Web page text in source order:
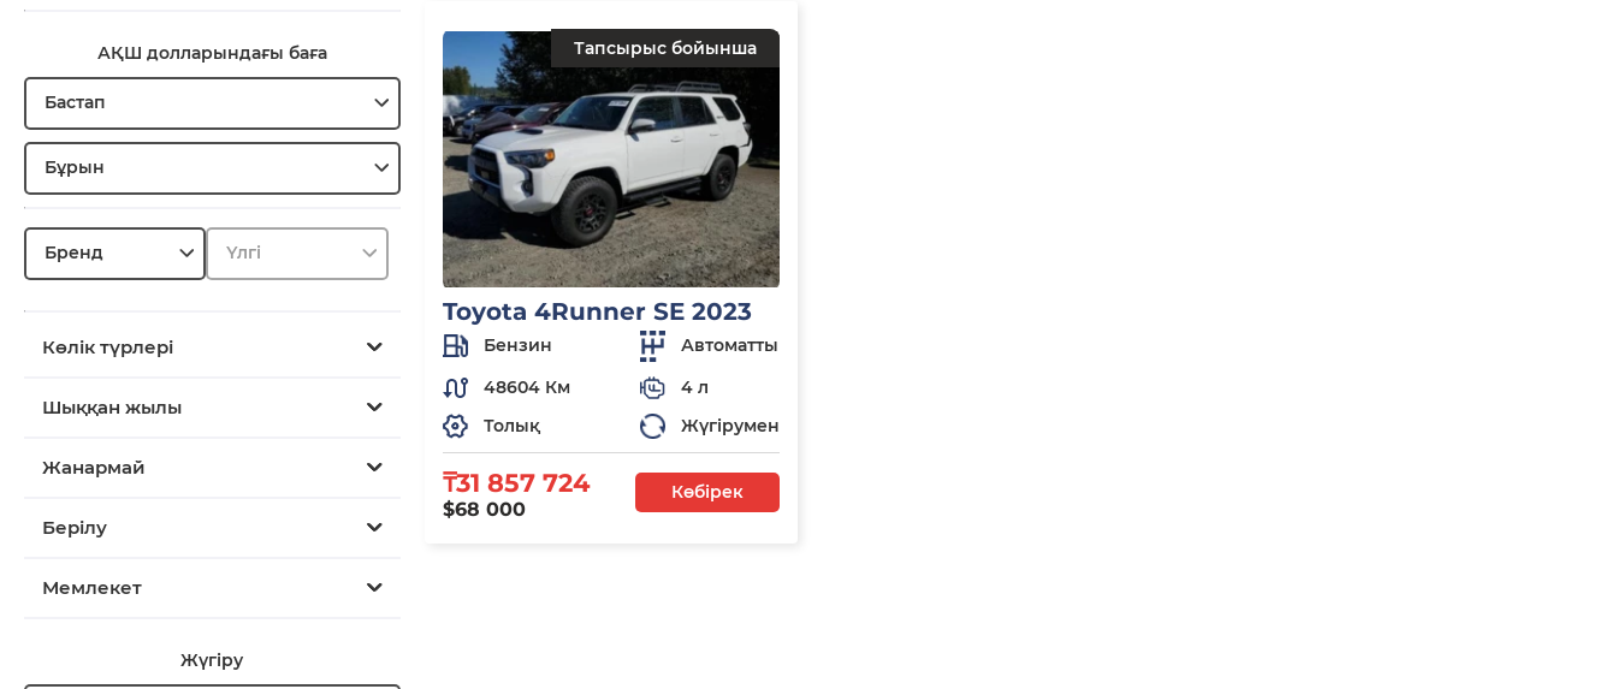
АҚШ долларындағы баға
Бастап
Бұрын
Бренд Үлгі
Көлік түрлері
Шыққан жылы
Жанармай
Берілу
Мемлекет
Жүгіру
Тапсырыс бойынша
Toyota 4Runner SE 2023
Бензин
Автоматты
48604 Км
4 л
Толық
Жүгірумен
₸31 857 724
$68 000
Көбірек